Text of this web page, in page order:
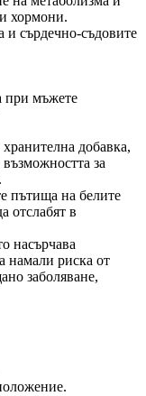
хормони.
и сърдечно-съдовите
при мъжете
добавка,
за
пътища на белите
отслабят в
насърчава
намали риска от
заболяване,